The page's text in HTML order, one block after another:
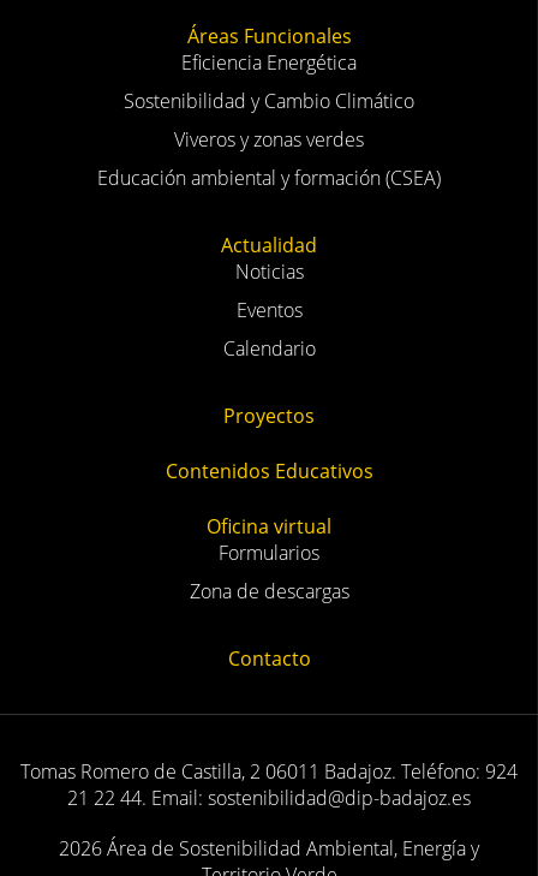
Áreas Funcionales
Eficiencia Energética
Sostenibilidad y Cambio Climático
Viveros y zonas verdes
Educación ambiental y formación (CSEA)
Actualidad
Noticias
Eventos
Calendario
Proyectos
Contenidos Educativos
Oficina virtual
Formularios
Zona de descargas
Contacto
Tomas Romero de Castilla, 2 06011 Badajoz. Teléfono: 924
21 22 44. Email: sostenibilidad@dip-badajoz.es
2026 Área de Sostenibilidad Ambiental, Energía y